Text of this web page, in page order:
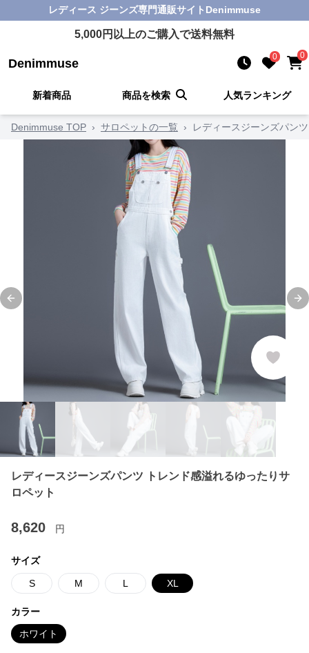
レディース ジーンズ専門通販サイト Denimmuse
5,000円以上のご購入で送料無料
Denimmuse 0 0
新着商品 商品を検索 人気ランキング
Denimmuse TOP › サロペットの一覧 › レディースジーンズパン
Previous slide
レディースジーンズパンツ トレンド感溢れるゆったりサ
ロペット
8,620 円
サイズ
S M L XL
カラー
ホワイト